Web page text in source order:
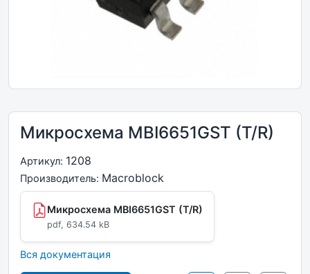
Микросхема MBI6651GST (T/R)
Артикул: 1208
Производитель: Macroblock
Микросхема MBI6651GST (T/R)
pdf, 634.54 kB
Вся документация